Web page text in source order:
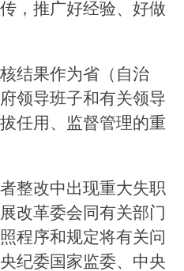
，推广好经验、好做
结果作为省（自治
领导班子和有关领导
任用、监督管理的重
整改中出现重大失职
改革委会同有关部门
程序和规定将有关问
纪委国家监委、中央